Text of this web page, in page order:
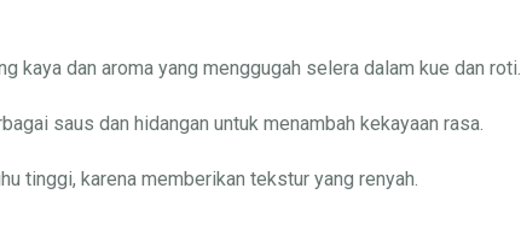
kaya dan aroma yang menggugah selera dalam kue dan roti.
saus dan hidangan untuk menambah kekayaan rasa.
tinggi, karena memberikan tekstur yang renyah.